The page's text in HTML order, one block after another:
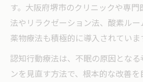
す。大阪府堺市のクリニックや専
法やリラクゼーション法、酸素ル
薬物療法も積極的に導入されていま
認知行動療法は、不眠の原因とな
ンを見直す方法で、根本的な改善を